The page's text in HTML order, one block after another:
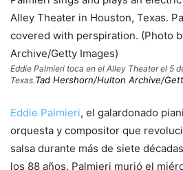
Eddie Palmieri toca en el Alley Theater el 5
Texas.Tad Hershorn/Hulton Archive/
Eddie Palmieri, el galardonado
orquesta y compositor que
salsa durante más de siete
los 88 años. Palmieri murió el